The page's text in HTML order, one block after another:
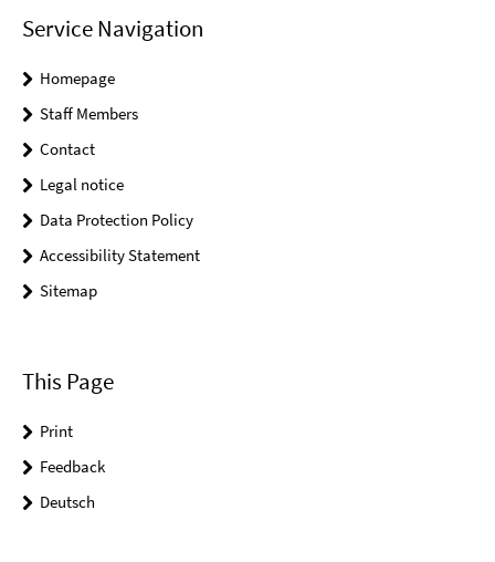
Service Navigation
Homepage
Staff Members
Contact
Legal notice
Data Protection Policy
Accessibility Statement
Sitemap
This Page
Print
Feedback
Deutsch